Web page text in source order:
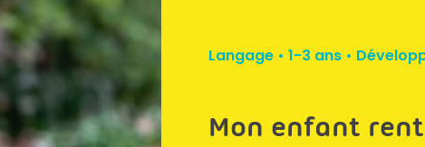
Langage• 1-3 ans•
Mon enfant